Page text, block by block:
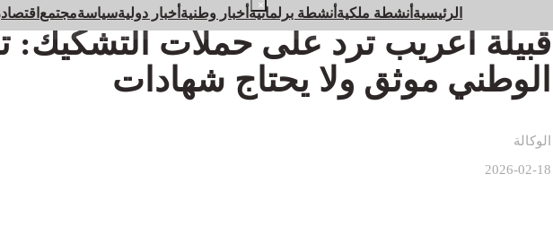
×
الرئيسية أنشطة ملكية أنشطة برلمانية أخبار وطنية أخبار دوليةسياسةمجتمع اقتصاد
قبيلة اعريب ترد على حملات التشكيك:
الوطني موثق ولا يحتاج شهادات
الوكالة
2026-02-18